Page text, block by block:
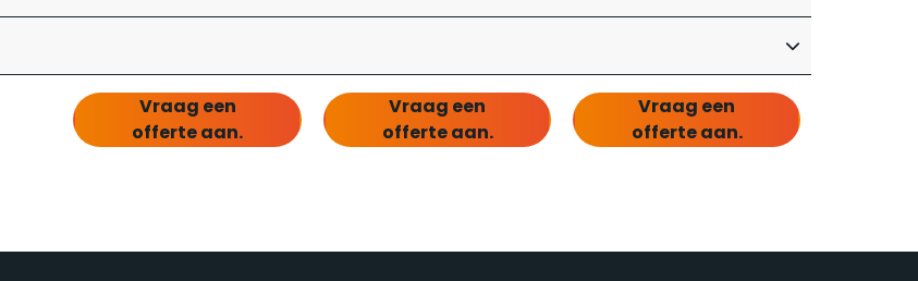
Vraag een
offerte aan.
Vraag een
offerte aan.
Vraag een
offerte aan.